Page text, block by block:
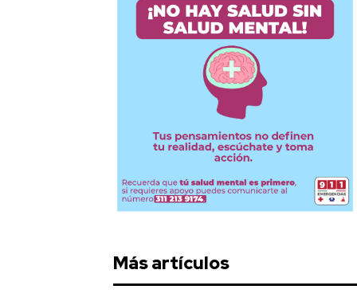
Más artículos